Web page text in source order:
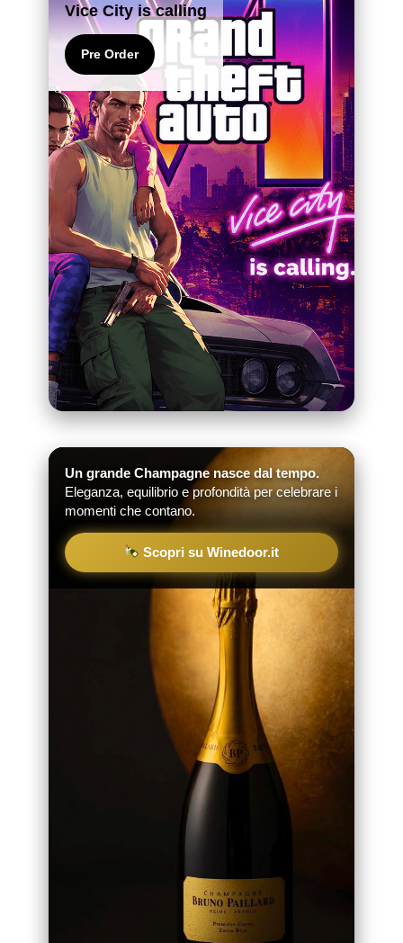
Vice City is calling
Pre Order
Un grande Champagne nasce dal tempo.
Eleganza, equilibrio e profondità per celebrare i
momenti che contano.
Scopri su Winedoor.it